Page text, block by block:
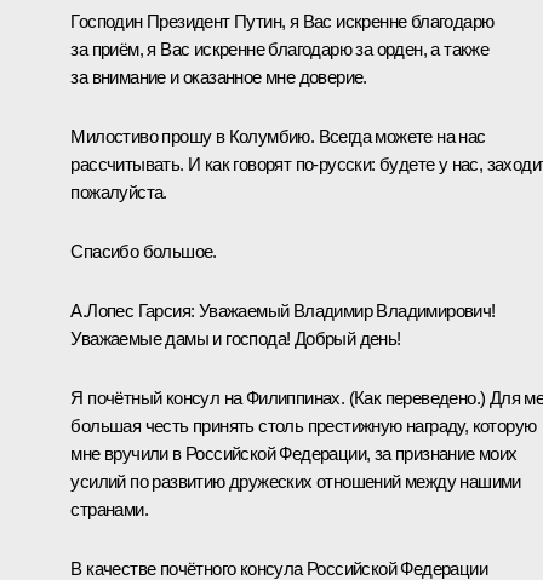
Господин Президент Путин, я Вас искренне благодарю
за приём, я Вас искренне благодарю за орден, а также
за внимание и оказанное мне доверие.
Милостиво прошу в Колумбию. Всегда можете на нас
рассчитывать. И как говорят по‑русски: будете у нас,
пожалуйста.
Спасибо большое.
А.Лопес Гарсия: Уважаемый Владимир Владимирович!
Уважаемые дамы и господа! Добрый день!
Я почётный консул на Филиппинах. (Как переведено.) Для
большая честь принять столь престижную награду, которую
мне вручили в Российской Федерации, за признание моих
усилий по развитию дружеских отношений между нашими
странами.
В качестве почётного консула Российской Федерации